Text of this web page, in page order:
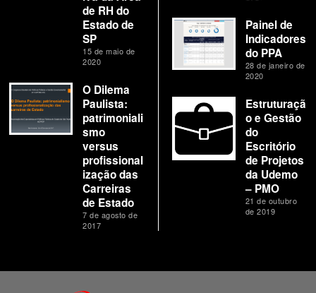
de RH do
Estado de
SP
15 de maio de
2020
O Dilema
Paulista:
patrimoniali
smo
versus
profissional
ização das
Carreiras
de Estado
7 de agosto de
2017
Painel de
Indicadores
do PPA
28 de janeiro de
2020
Estruturaçã
o e Gestão
do
Escritório
de Projetos
da Udemo
– PMO
21 de outubro
de 2019